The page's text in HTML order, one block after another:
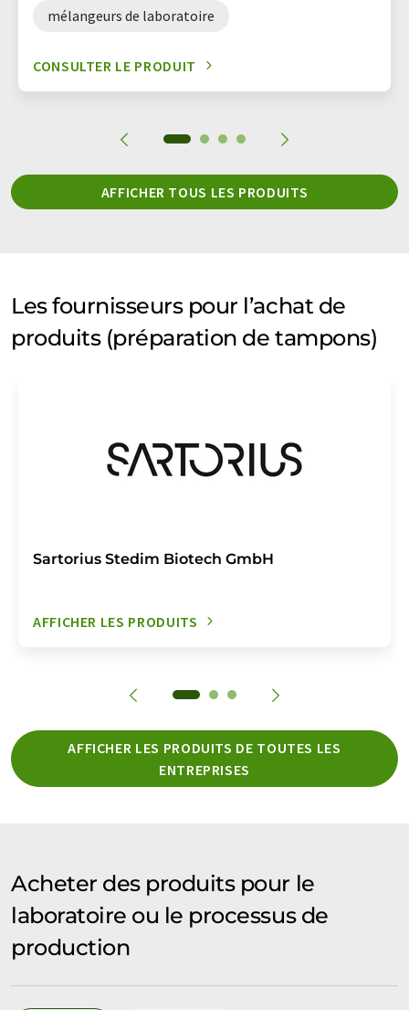
mélangeurs de laboratoire
CONSULTER LE PRODUIT
AFFICHER TOUS LES PRODUITS
Les fournisseurs pour l’achat de
produits (préparation de tampons)
Sartorius Stedim Biotech GmbH
AFFICHER LES PRODUITS
AFFICHER LES PRODUITS DE TOUTES LES
ENTREPRISES
Acheter des produits pour le
laboratoire ou le processus de
production